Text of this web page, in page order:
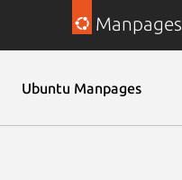
Manpages
Ubuntu Manpages